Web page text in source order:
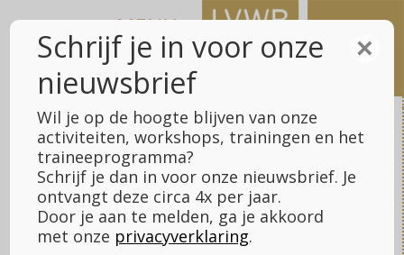
naar
LVWB Fundraising > Rianne van de Pol
Rianne van de Pol
×
Schrijf je in voor onze
nieuwsbrief
Wil je op de hoogte blijven van onze
activiteiten, workshops, trainingen en het
traineeprogramma?
Schrijf je dan in voor onze nieuwsbrief. Je
ontvangt deze circa 4x per jaar.
Door je aan te melden, ga je akkoord
met onze privacyverklaring.